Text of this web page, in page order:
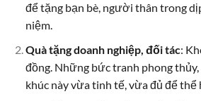
để tặng bạn bè, người thân trong
niệm.
Quà tặng doanh nghiệp, đối tác:
đồng. Những bức tranh phong
khúc này vừa tinh tế, vừa đủ để thể